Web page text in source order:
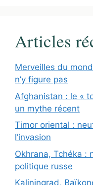
Articles
Merveilles du
n’y figure pas
Afghanistan : le «
un mythe récent
Timor oriental :
l’invasion
Okhrana, Tchéka :
politique russe
Kaliningrad,